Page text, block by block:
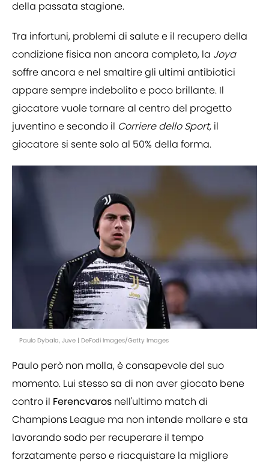
della passata stagione.
Tra infortuni, problemi di salute e il recupero della
condizione fisica non ancora completo, la Joya
soffre ancora e nel smaltire gli ultimi antibiotici
appare sempre indebolito e poco brillante. Il
giocatore vuole tornare al centro del progetto
juventino e secondo il Corriere dello Sport, il
giocatore si sente solo al 50% della forma.
Paulo Dybala, Juve | DeFodi Images/Getty Images
Paulo però non molla, è consapevole del suo
momento. Lui stesso sa di non aver giocato bene
contro il Ferencvaros nell'ultimo match di
Champions League ma non intende mollare e sta
lavorando sodo per recuperare il tempo
forzatamente perso e riacquistare la migliore